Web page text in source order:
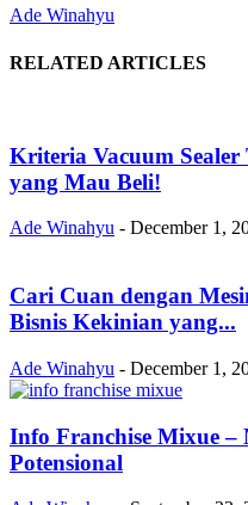
Ade Winahyu
RELATED ARTICLES
Kriteria Vacuum
yang Mau Beli!
Ade Winahyu - December 1,
Cari Cuan dengan
Bisnis Kekinian yang...
Ade Winahyu - December 1,
Info Franchise Mixue –
Potensional